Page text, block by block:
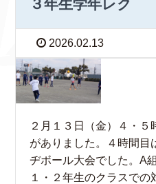
３年生学年レク
2026.02.13
２月１３日（金）４・５
がありました。４時間目
ヂボール大会でした。A
１・２年生のクラスで